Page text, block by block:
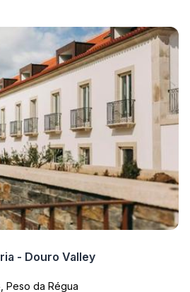
- Douro Valley
Peso da Régua